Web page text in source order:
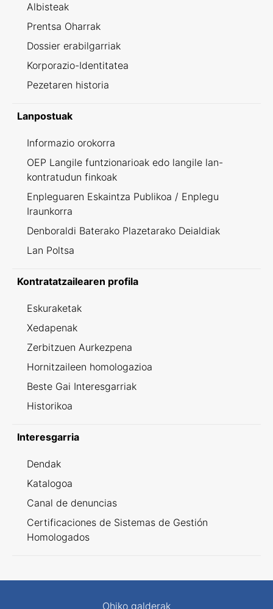
Albisteak
Prentsa Oharrak
Dossier erabilgarriak
Korporazio-Identitatea
Pezetaren historia
Lanpostuak
Informazio orokorra
OEP Langile funtzionarioak edo langile lan-
kontratudun finkoak
Enpleguaren Eskaintza Publikoa / Enplegu
Iraunkorra
Denboraldi Baterako Plazetarako Deialdiak
Lan Poltsa
Kontratatzailearen profila
Eskuraketak
Xedapenak
Zerbitzuen Aurkezpena
Hornitzaileen homologazioa
Beste Gai Interesgarriak
Historikoa
Interesgarria
Dendak
Katalogoa
Canal de denuncias
Certificaciones de Sistemas de Gestión
Homologados
Ohiko galderak